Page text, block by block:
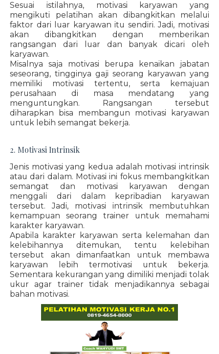
Sesuai istilahnya, motivasi karyawan yang
mengikuti pelatihan akan dibangkitkan melalui
faktor dari luar karyawan itu sendiri. Jadi, motivasi
akan dibangkitkan dengan memberikan
rangsangan dari luar dan banyak dicari oleh
karyawan.
Misalnya saja motivasi berupa kenaikan jabatan
seseorang, tingginya gaji seorang karyawan yang
memiliki motivasi tertentu, serta kemajuan
perusahaan di masa mendatang yang
menguntungkan. Rangsangan tersebut
diharapkan bisa membangun motivasi karyawan
untuk lebih semangat bekerja.
2. Motivasi Intrinsik
Jenis motivasi yang kedua adalah motivasi intrinsik
atau dari dalam. Motivasi ini fokus membangkitkan
semangat dan motivasi karyawan dengan
menggali dari dalam kepribadian karyawan
tersebut. Jadi, motivasi intrinsik membutuhkan
kemampuan seorang trainer untuk memahami
karakter karyawan.
Apabila karakter karyawan serta kelemahan dan
kelebihannya ditemukan, tentu kelebihan
tersebut akan dimanfaatkan untuk membawa
karyawan lebih termotivasi untuk bekerja.
Sementara kekurangan yang dimiliki menjadi tolak
ukur agar trainer tidak menjadikannya sebagai
bahan motivasi.